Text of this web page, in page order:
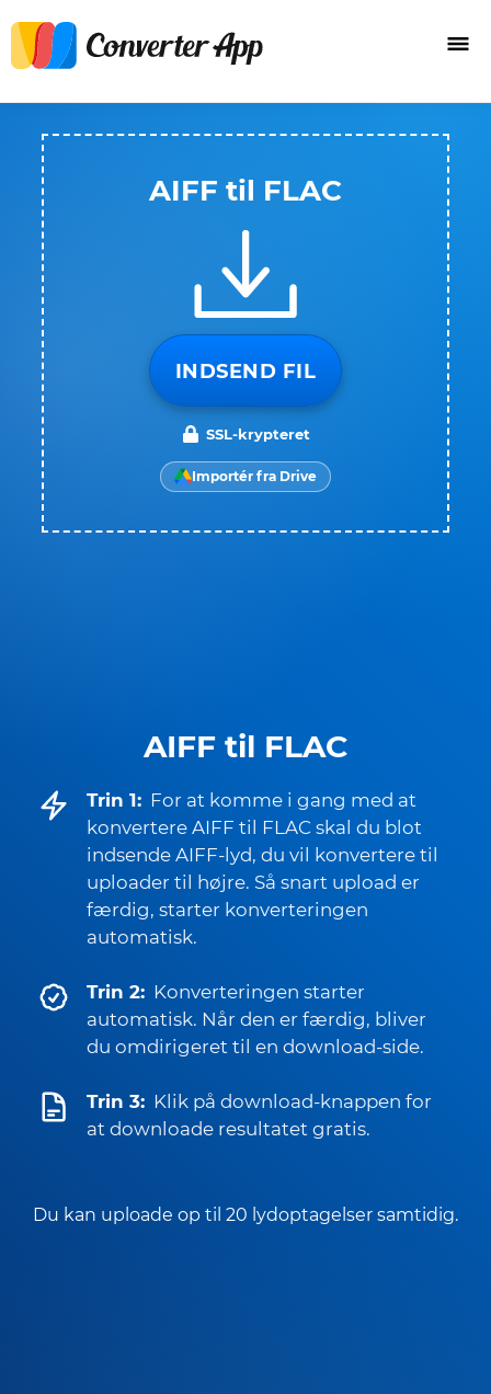
AIFF til FLAC
Trin 1: For at komme i gang med at
konvertere AIFF til FLAC skal du blot
indsende AIFF-lyd, du vil konvertere til
uploader til højre. Så snart upload er
færdig, starter konverteringen
automatisk.
Trin 2: Konverteringen starter
automatisk. Når den er færdig, bliver
du omdirigeret til en download-side.
Trin 3: Klik på download-knappen for
at downloade resultatet gratis.
Du kan uploade op til 20 lydoptagelser samtidig.
AIFF til FLAC
INDSEND FIL
SSL-krypteret
Importér fra Drive